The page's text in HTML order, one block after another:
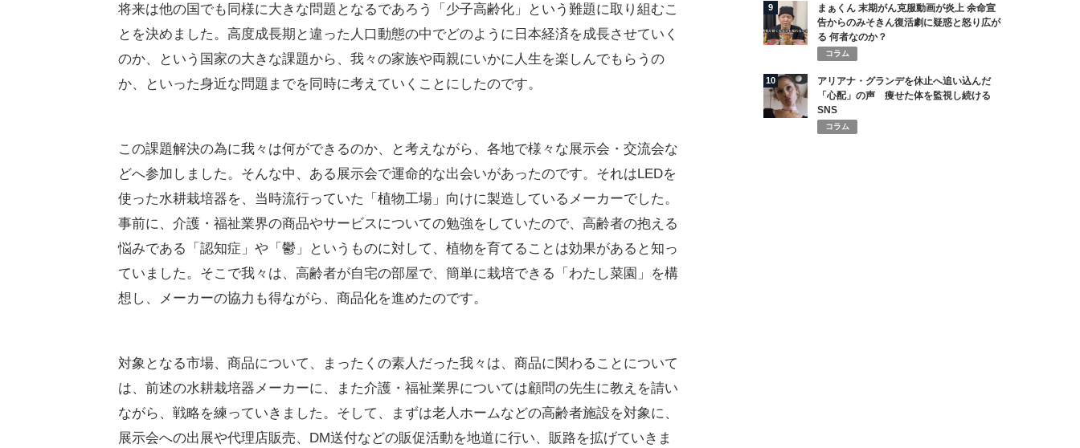
将来は他の国でも同様に大きな問題となるであろう「少子高齢化」という難題に取り組むこ
とを決めました。高度成長期と違った人口動態の中でどのように日本経済を成長させていく
のか、という国家の大きな課題から、我々の家族や両親にいかに人生を楽しんでもらうの
か、といった身近な問題までを同時に考えていくことにしたのです。
この課題解決の為に我々は何ができるのか、と考えながら、各地で様々な展示会・交流会な
どへ参加しました。そんな中、ある展示会で運命的な出会いがあったのです。それはLEDを
使った水耕栽培器を、当時流行っていた「植物工場」向けに製造しているメーカーでした。
事前に、介護・福祉業界の商品やサービスについての勉強をしていたので、高齢者の抱える
悩みである「認知症」や「鬱」というものに対して、植物を育てることは効果があると知っ
ていました。そこで我々は、高齢者が自宅の部屋で、簡単に栽培できる「わたし菜園」を構
想し、メーカーの協力も得ながら、商品化を進めたのです。
対象となる市場、商品について、まったくの素人だった我々は、商品に関わることについて
は、前述の水耕栽培器メーカーに、また介護・福祉業界については顧問の先生に教えを請い
ながら、戦略を練っていきました。そして、まずは老人ホームなどの高齢者施設を対象に、
展示会への出展や代理店販売、DM送付などの販促活動を地道に行い、販路を拡げていきま
9
まぁくん 末期がん克服動画が炎上 余命宣
告からのみそきん復活劇に疑惑と怒り広が
る 何者なのか？
コラム
10
アリアナ・グランデを休止へ追い込んだ
「心配」の声 痩せた体を監視し続ける
SNS
コラム